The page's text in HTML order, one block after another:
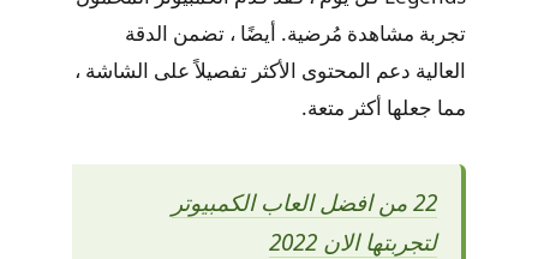
تجربة مشاهدة مُرضية. أيضًا ، تضمن الدقة
العالية دعم المحتوى الأكثر تفصيلاً على الشاشة ،
مما جعلها أكثر متعة.
22 من افضل العاب الكمبيوتر
لتجربتها الان 2022